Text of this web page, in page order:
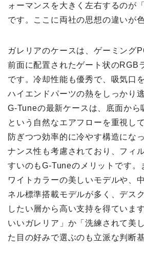
ォーマンスを大きく左右するのが
です。ここに両社の思想の違いが
ガレリアのケースは、ゲーミング
前面に配置されたゲート状のRGB
です。冷却性能も優秀で、吸気口
ハイエンドパーツの熱をしっかり
G-Tuneの最新ケースは、底面から
という自然なエアフローを重視し
防ぎつつ効率的に冷やす構造にな
ナンス性も考慮されており、フィ
すいのもG-Tuneのメリットです。
ワイトカラーの美しいモデルや、
ネル標準搭載モデルが多く、デス
したい層から高い支持を得ていま
いいガレリア」か「洗練されて美
た目の好みで選ぶのも立派な判断